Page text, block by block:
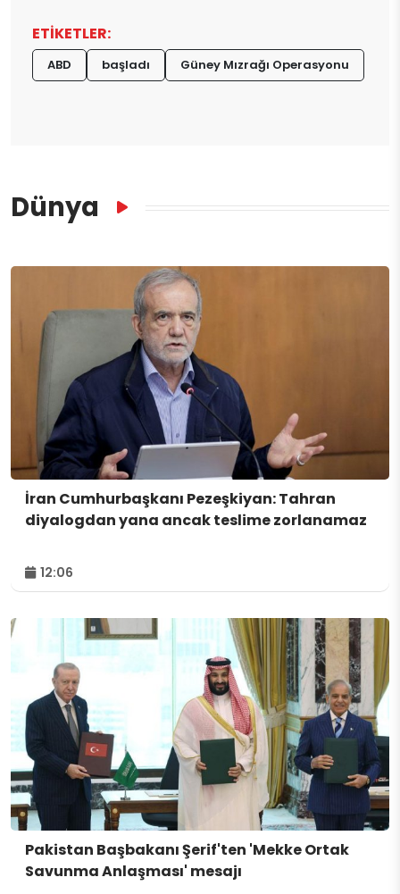
ETİKETLER:
ABD başladı Güney Mızrağı Operasyonu
Dünya
İran Cumhurbaşkanı Pezeşkiyan: Tahran
diyalogdan yana ancak teslime zorlanamaz
12:06
Pakistan Başbakanı Şerif'ten 'Mekke Ortak
Savunma Anlaşması' mesajı